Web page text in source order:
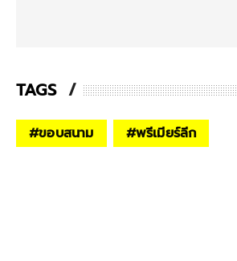
TAGS
#ขอบสนาม #พรีเมียร์ลีก